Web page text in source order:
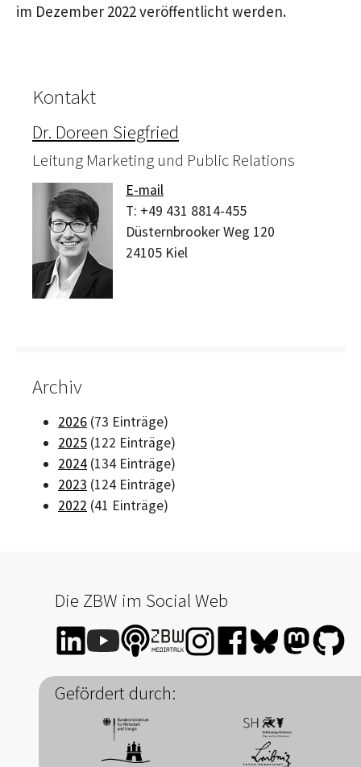
im Dezember 2022 veröffentlicht werden.
Kontakt
Dr. Doreen Siegfried
Leitung Marketing und Public Relations
E-mail
T: +49 431 8814-455
Düsternbrooker Weg 120
24105 Kiel
Archiv
2026 (73 Einträge)
2025 (122 Einträge)
2024 (134 Einträge)
2023 (124 Einträge)
2022 (41 Einträge)
Die ZBW im Social Web
Gefördert durch: